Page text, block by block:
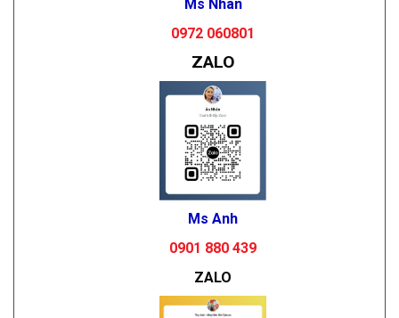
Ms Nhân
0972 060801
ZALO
Ms Anh
0901 880 439
ZALO